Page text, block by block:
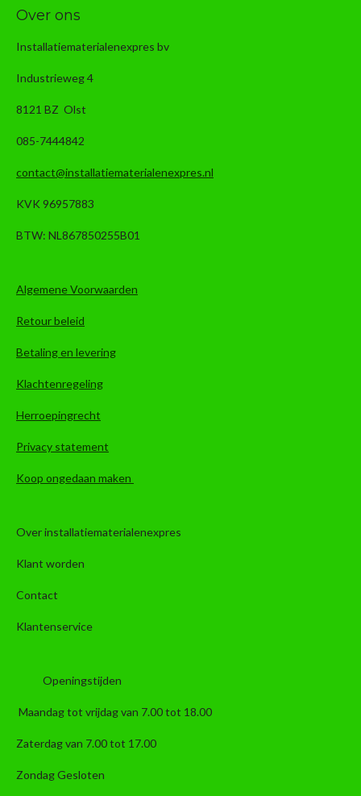
Over ons
Installatiematerialenexpres bv
Industrieweg 4
8121 BZ Olst
085-7444842
contact@installatiematerialenexpres.nl
KVK 96957883
BTW: NL867850255B01
Algemene Voorwaarden
Retour beleid
Betaling en levering
Klachtenregeling
Herroepingrecht
Privacy statement
Koop ongedaan maken
Over installatiematerialenexpres
Klant worden
Contact
Klantenservice
Openingstijden
Maandag tot vrijdag van 7.00 tot 18.00
Zaterdag van 7.00 tot 17.00
Zondag Gesloten